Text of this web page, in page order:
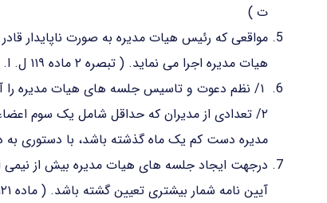
ت )
مواقعی که رئیس هیات مدیره به صورت ناپایدار
هیات مدیره اجرا می نماید. ( تبصره ۲ ماده ۱۱۹ ل. ا. ق. ت )
۲/ تعدادی از مدیران که حداقل شامل یک سوم
مدیره دست کم یک ماه گذشته باشد، با دستوری به دعوت
درجهت ایجاد جلسه های هیات مدیره بیش از نیمی
آیین نامه شمار بیشتری تعیین گشته باشد. ( ماده ۱۲۱ ل. ا. ق. ت )